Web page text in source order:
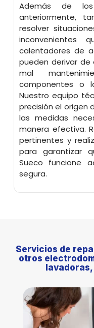
Además de los
anteriormente,
resolver
inconvenientes
calentadores de
pueden derivar
mal
componentes o
Nuestro equipo
precisión el origen
las medidas
manera efectiva.
pertinentes y
para garantizar
Sueco funcione
segura.
Servicios de
otros